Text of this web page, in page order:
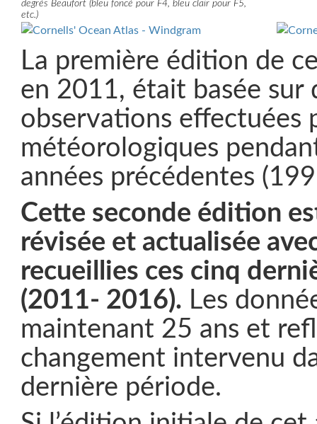
degrés Beaufort (bleu foncé pour F4, bleu clair pour F5,
etc.)
La première édition de
en 2011, était basée sur
observations effectuées
météorologiques
années précédentes
Cette seconde édition
révisée et actualisée
recueillies ces cinq
(2011- 2016). Les
maintenant 25 ans et
changement intervenu
dernière période.